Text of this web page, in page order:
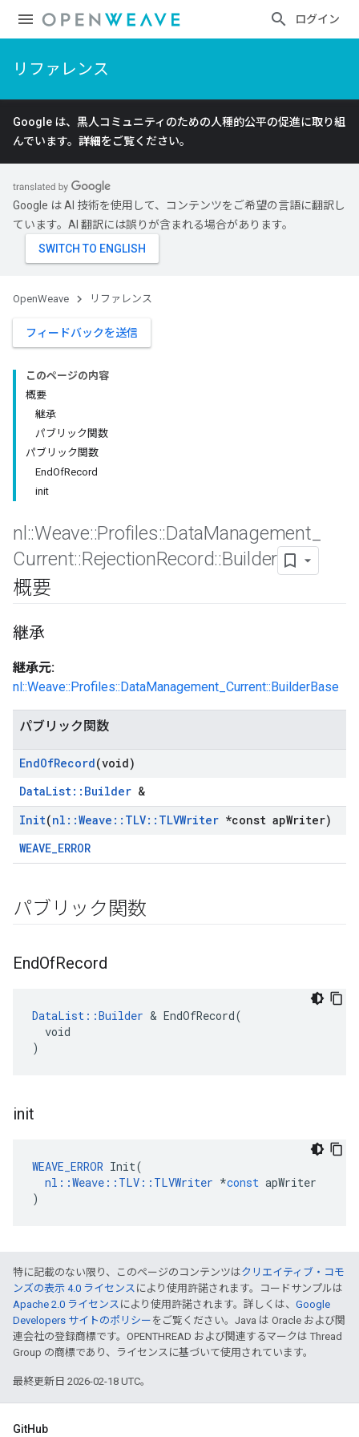
ログイン
リファレンス
Google は、黒人コミュニティのための人種的公平の促進に取り組
んでいます。 詳細をご覧ください。
Google は AI 技術を使用して、コンテンツをご希望の言語に翻訳し
ています。AI 翻訳には誤りが含まれる場合があります。
OpenWeave リファレンス
フィードバックを送信
このページの内容
概要
継承
パブリック関数
パブリック関数
EndOfRecord
init
nl ::Weave::Profiles::DataManagement
Current::RejectionRecord::Builder
概要
継承
継承元:
nl::Weave::Profiles::DataManagement_Current::BuilderBase
パブリック関数
EndOfRecord(void)
DataList::Builder &
Init(nl ::Weave :: TLV:: TLVWriter *const apWriter)
WEAVE_ERROR
パブリック関数
EndOfRecord
DataList::Builder & EndOfRecord(
  void
)
init
WEAVE_ERROR Init(
nl ::Weave :: TLV :: TLVWriter *const apWriter
)
特に記載のない限り、このページのコンテンツはクリエイティブ・コモ
ンズの表示 4.0 ライセンス により使用許諾されます。コードサンプルは
Apache 2.0 ライセンス により使用許諾されます。詳しくは、 Google
Developers サイトのポリシー をご覧ください。Java は Oracle および関
連会社の登録商標です。OPENTHREAD および関連するマークは Thread
Group の商標であり、ライセンスに基づいて使用されています。
最終更新日 2026-02-18 UTC。
GitHub